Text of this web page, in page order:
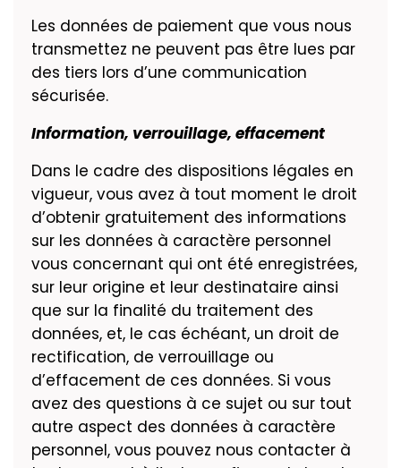
Les données de paiement que vous nous
transmettez ne peuvent pas être lues par
des tiers lors d’une communication
sécurisée.
Information, verrouillage, effacement
Dans le cadre des dispositions légales en
vigueur, vous avez à tout moment le droit
d’obtenir gratuitement des informations
sur les données à caractère personnel
vous concernant qui ont été enregistrées,
sur leur origine et leur destinataire ainsi
que sur la finalité du traitement des
données, et, le cas échéant, un droit de
rectification, de verrouillage ou
d’effacement de ces données. Si vous
avez des questions à ce sujet ou sur tout
autre aspect des données à caractère
personnel, vous pouvez nous contacter à